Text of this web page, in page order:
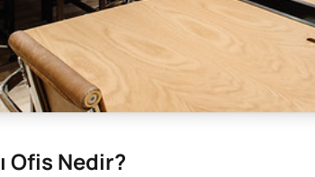
Ofis Nedir?